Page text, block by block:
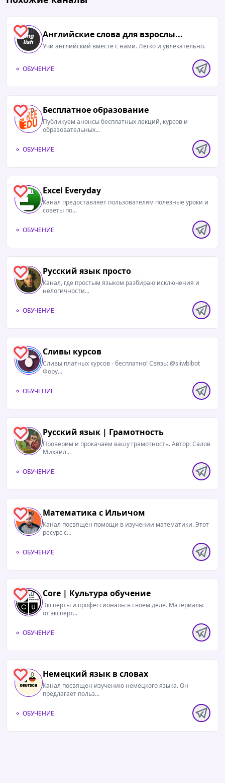
0 Английские слова для взрослы...
Учи английский вместе с нами. Легко и увлекательно.
ОБУЧЕНИЕ
0 Бесплатное образование
Публикуем анонсы бесплатных лекций, курсов и
образовательных...
ОБУЧЕНИЕ
0 Excel Everyday
Канал предоставляет пользователям полезные уроки и
советы по...
ОБУЧЕНИЕ
0 Русский язык просто
Канал, где простым языком разбираю исключения и
нелогичности...
ОБУЧЕНИЕ
0 Сливы курсов
Сливы платных курсов - бесплатно! Связь: @sliwblbot
Фору...
ОБУЧЕНИЕ
0 Русский язык | Грамотность
Проверим и прокачаем вашу грамотность. Автор: Салов
Михаил...
ОБУЧЕНИЕ
0 Математика с Ильичом
Канал посвящен помощи в изучении математики. Этот
ресурс с...
ОБУЧЕНИЕ
0 Core | Культура обучение
Эксперты и профессионалы в своём деле. Материалы
от эксперт...
ОБУЧЕНИЕ
0 Немецкий язык в словах
Канал посвящен изучению немецкого языка. Он
предлагает польз...
ОБУЧЕНИЕ